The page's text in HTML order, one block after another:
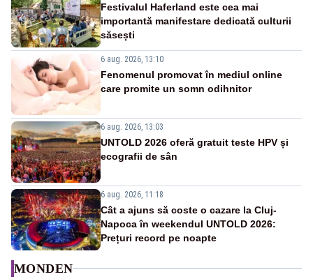
Festivalul Haferland este cea mai
importantă manifestare dedicată culturii
săsești
6 aug. 2026, 13:10
Fenomenul promovat în mediul online
care promite un somn odihnitor
6 aug. 2026, 13:03
UNTOLD 2026 oferă gratuit teste HPV și
ecografii de sân
6 aug. 2026, 11:18
Cât a ajuns să coste o cazare la Cluj-
Napoca în weekendul UNTOLD 2026:
Prețuri record pe noapte
MONDEN